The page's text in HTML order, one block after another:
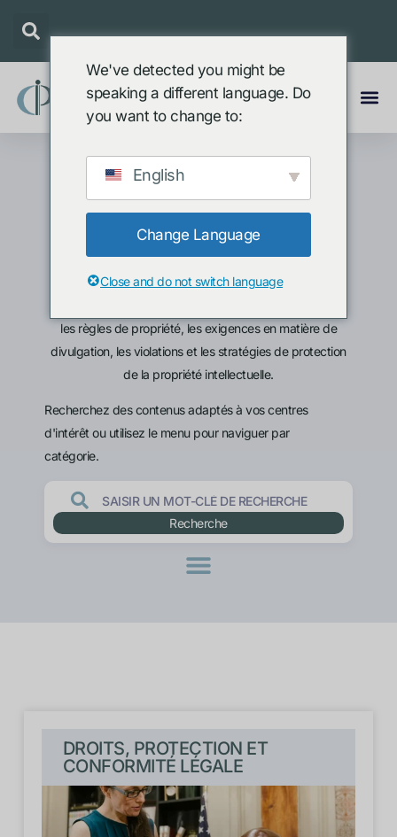
Droits, protection
et conformité
légale
les règles de propriété, les exigences en matière de
divulgation, les violations et les stratégies de protection
de la propriété intellectuelle.
Recherchez des contenus adaptés à vos centres
d'intérêt ou utilisez le menu pour naviguer par
catégorie.
Recherche
DROITS, PROTECTION ET
CONFORMITÉ LÉGALE
We've detected you might be
speaking a different language. Do
you want to change to:
English
Change Language
Close and do not switch language